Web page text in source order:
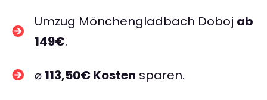
Umzug Mönchengladbach Doboj ab
149€.
⌀ 113,50€ Kosten sparen.